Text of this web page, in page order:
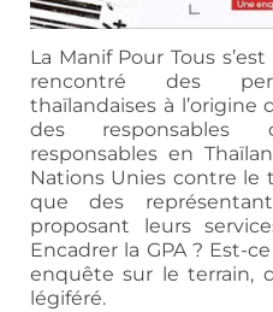
La Manif Pour Tous
rencontré des
thaïlandaises à l’origine
des responsables
responsables en
Nations Unies contre le
que des
proposant leurs
Encadrer la GPA ? Est-
enquête sur le terrain,
légiféré.